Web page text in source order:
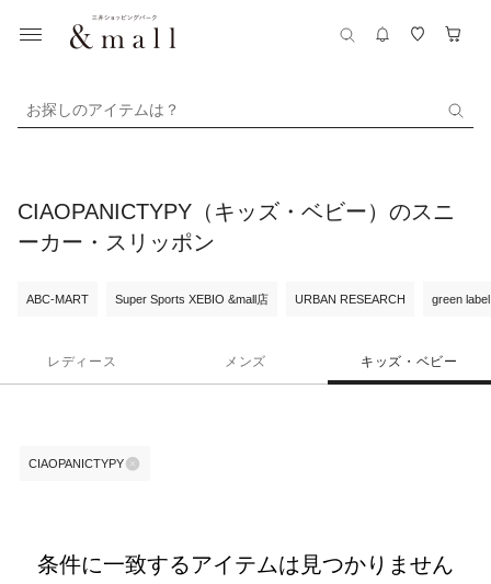
お探しのアイテムは？
CIAOPANICTYPY（キッズ・ベビー）のスニ
ーカー・スリッポン
ABC-MART Super Sports XEBIO &mall店 URBAN RESEARCH green
レディース メンズ キッズ・ベビー
CIAOPANICTYPY
条件に一致するアイテムは見つかりません